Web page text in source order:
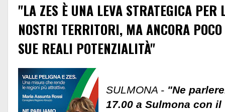
"LA ZES È UNA LEVA STRATEGICA PER
NOSTRI TERRITORI, MA ANCORA
SUE REALI POTENZIALITÀ"
SULMONA -"Ne
17.00 a Sulmona con